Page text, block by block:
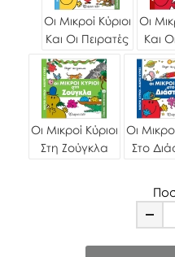
Οι Μικροί Κύριοι
Και Οι Πειρατές
Οι
Και
Οι Μικροί Κύριοι
Στη Ζούγκλα
Οι
Στο